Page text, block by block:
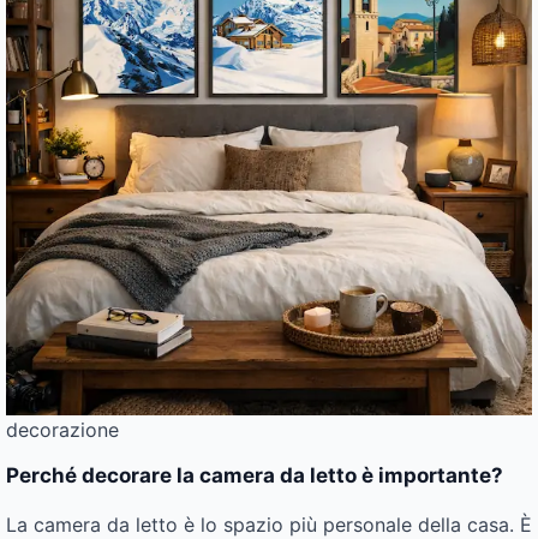
decorazione
Perché decorare la camera da letto è importante?
La camera da letto è lo spazio più personale della casa. È